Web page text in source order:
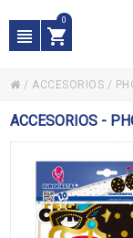
0
/ ACCESORIOS /
ACCESORIOS -